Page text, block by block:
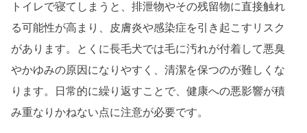
トイレで寝てしまうと、排泄物やその残留物に直接触れ
る可能性が高まり、皮膚炎や感染症を引き起こすリスク
があります。とくに長毛犬では毛に汚れが付着して悪臭
やかゆみの原因になりやすく、清潔を保つのが難しくな
ります。日常的に繰り返すことで、健康への悪影響が積
み重なりかねない点に注意が必要です。